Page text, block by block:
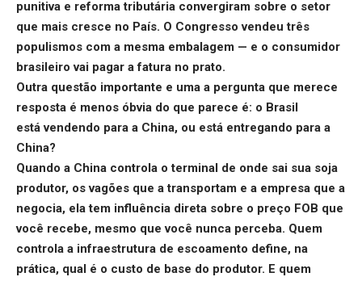
punitiva e reforma tributária convergiram sobre o setor
que mais cresce no País. O Congresso vendeu três
populismos com a mesma embalagem — e o consumidor
brasileiro vai pagar a fatura no prato.
Outra questão importante e uma a pergunta que merece
resposta é menos óbvia do que parece é: o Brasil
estávendendo para a China, ou está entregando para a
China?
Quando a China controla o terminal de onde sai sua soja
produtor, os vagões que a transportam e a empresa que a
negocia, ela tem influência direta sobre o preço FOB que
você recebe, mesmo que você nunca perceba. Quem
controla a infraestrutura de escoamento define, na
prática, qual é o custo de base do produtor. E quem